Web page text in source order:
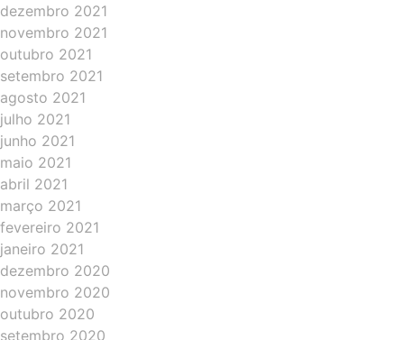
dezembro 2021
novembro 2021
outubro 2021
setembro 2021
agosto 2021
julho 2021
junho 2021
maio 2021
abril 2021
março 2021
fevereiro 2021
janeiro 2021
dezembro 2020
novembro 2020
outubro 2020
setembro 2020